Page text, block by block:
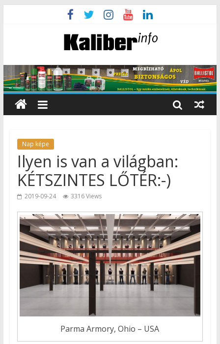
Nap képe
Ilyen is van a világban:
KÉTSZINTES LŐTÉR:-)
2019-09-24 3316 Views
Parma Armory, Ohio – USA